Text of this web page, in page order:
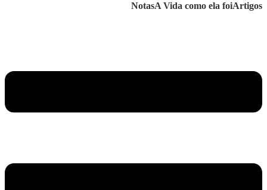
NotasA Vida como ela foiArtigos